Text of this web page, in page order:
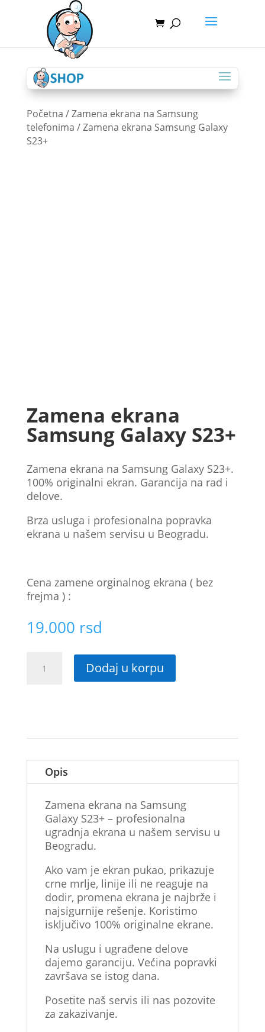
Početna /Zamena ekrana na Samsung
telefonima / Zamena ekrana Samsung Galaxy
S23+
Zamena ekrana
Samsung Galaxy S23+
Zamena ekrana na Samsung Galaxy S23+.
100% originalni ekran. Garancija na rad i
delove.
Brza usluga i profesionalna popravka
ekrana u našem servisu u Beogradu.
Cena zamene orginalnog ekrana ( bez
frejma ) :
19.000 rsd
ekrana
Dodaj u korpu
Opis
Zamena ekrana na Samsung
Galaxy S23+ – profesionalna
ugradnja ekrana u našem servisu u
Beogradu.
Ako vam je ekran pukao, prikazuje
crne mrlje, linije ili ne reaguje na
dodir, promena ekrana je najbrže i
najsigurnije rešenje. Koristimo
isključivo 100% originalne ekrane.
Na uslugu i ugrađene delove
dajemo garanciju. Većina popravki
završava se istog dana.
Posetite naš servis ili nas pozovite
za zakazivanje.